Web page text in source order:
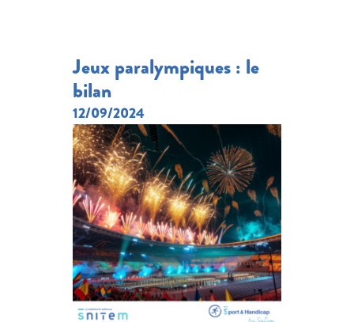
Jeux paralympiques : le
bilan
12/09/2024